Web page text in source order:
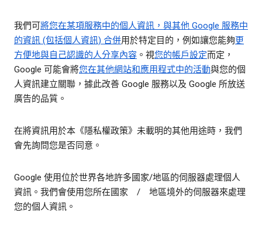
我們可將您在某項服務中的個人資訊，與其他 Google 服務中
的資訊 (包括個人資訊) 合併用於特定目的，例如讓您能夠更
方便地與自己認識的人分享內容 。視您的帳戶設定而定，
Google 可能會將您在其他網站和應用程式中的活動與您的個
人資訊建立關聯，據此改善 Google 服務以及 Google 所放送
廣告的品質。
在將資訊用於本《隱私權政策》未載明的其他用途時，我們
會先詢問您是否同意。
Google 使用位於世界各地許多國家/地區的伺服器處理個人
資訊。我們會使用您所在國家 / 地區境外的伺服器來處理
您的個人資訊。